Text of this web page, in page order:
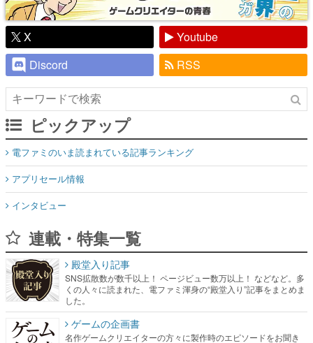
X
Youtube
Discord
RSS
ピックアップ
電ファミのいま読まれている記事ランキング
アプリセール情報
インタビュー
連載・特集一覧
殿堂入り記事
SNS拡散数が数千以上！ ページビュー数万以上！ などなど。多
くの人々に読まれた、電ファミ渾身の“殿堂入り”記事をまとめま
した。
ゲームの企画書
名作ゲームクリエイターの方々に製作時のエピソードをお聞き